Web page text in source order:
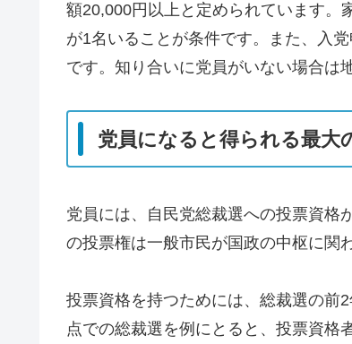
額20,000円以上と定められています。
が1名いることが条件です。また、入
です。知り合いに党員がいない場合は
党員になると得られる最
党員には、自民党総裁選への投票資格
の投票権は一般市民が国政の中枢に関
投票資格を持つためには、総裁選の前
点での総裁選を例にとると、投票資格